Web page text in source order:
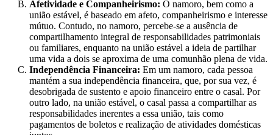
Afetividade e Companheirismo: O namoro, bem como a
união estável, é baseado em afeto, companheirismo e interesse
mútuo. Contudo, no namoro, percebe-se a ausência de
compartilhamento integral de responsabilidades patrimoniais
ou familiares, enquanto na união estável a ideia de partilhar
uma vida a dois se aproxima de uma comunhão plena de vida.
Independência Financeira: Em um namoro, cada pessoa
mantém a sua independência financeira, que, por sua vez, é
desobrigada de sustento e apoio financeiro entre o casal. Por
outro lado, na união estável, o casal passa a compartilhar as
responsabilidades inerentes a essa união, tais como
pagamentos de boletos e realização de atividades domésticas